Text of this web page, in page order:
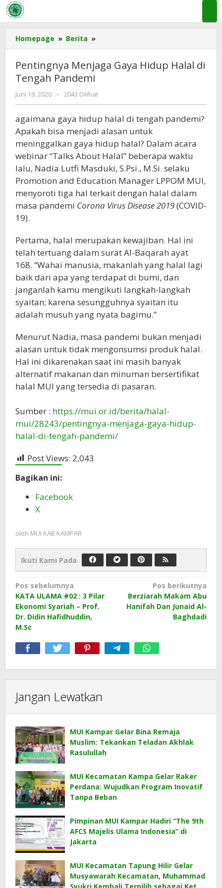
Lewati
ke
konten
Homepage » Berita »
Menjaga
Hidup
di
Pentingnya Menjaga Gaya Hidup Halal di
Tengah Pandemi
Juni 19, 2020
oleh
MUI
KAMPAR
- 2043 Dilihat
agaimana gaya hidup halal di tengah pandemi?
Apakah bisa menjadi alasan untuk
meninggalkan gaya hidup halal? Dalam acara
webinar “Talks About Halal” beberapa waktu
lalu, Nadia Lutfi Masduki, S.Psi., M.Si. selaku
Promotion and Education Manager LPPOM MUI,
menyoroti tiga hal terkait dengan halal dalam
masa pandemi Corona Virus Disease 2019(COVID-
19).
Pertama, halal merupakan kewajiban. Hal ini
telah tertuang dalam surat Al-Baqarah ayat
168. “Wahai manusia, makanlah yang halal lagi
baik dari apa yang terdapat di bumi, dan
janganlah kamu mengikuti langkah-langkah
syaitan; karena sesungguhnya syaitan itu
adalah musuh yang nyata bagimu.”
Menurut Nadia, masa pandemi bukan menjadi
alasan untuk tidak mengonsumsi produk halal.
Hal ini dikarenakan saat ini masih banyak
alternatif makanan dan minuman bersertifikat
halal MUI yang tersedia di pasaran.
Sumber : https://mui.or.id/berita/halal-
mui/28243/pentingnya-menjaga-gaya-hidup-
halal-di-tengah-pandemi/
Post Views: 2,043
Bagikan ini:
Facebook
X
oleh MUI KAB KAMPAR
Ikuti Kami Pada
Navigasi
pos
Pos sebelumnya
KATA ULAMA #02 : 3 Pilar
Ekonomi Syariah – Prof.
Dr. Didin Hafidhuddin,
M.Sc
Pos berikutnya
Berziarah Makam Abu
Hanifah Dan Junaid Al-
Baghdadi
Jangan Lewatkan
MUI Kampar Gelar Bina Remaja
Muslim: Tekankan Teladan Akhlak
Rasulullah
MUI Kecamatan Kampa Gelar Raker
Perdana: Wujudkan Program Inovatif
Tanpa Beban
Pimpinan MUI Kampar Hadiri “The 9th
AFCS Majelis Ulama Indonesia” di
Jakarta
MUI Kecamatan Tapung Hilir Gelar
Musyawarah Kecamatan, Muhammad
Syukri Kembali Terpilih sebagai Ketua